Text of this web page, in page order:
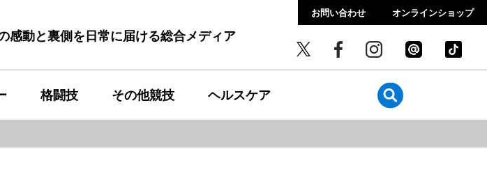
動と裏側を日常に届ける総合メディア
お問い合わせ オンラインショップ
格闘技 その他競技 ヘルスケア